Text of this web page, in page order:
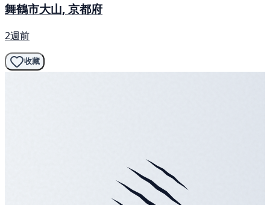
舞鶴市大山, 京都府
2週前
收藏